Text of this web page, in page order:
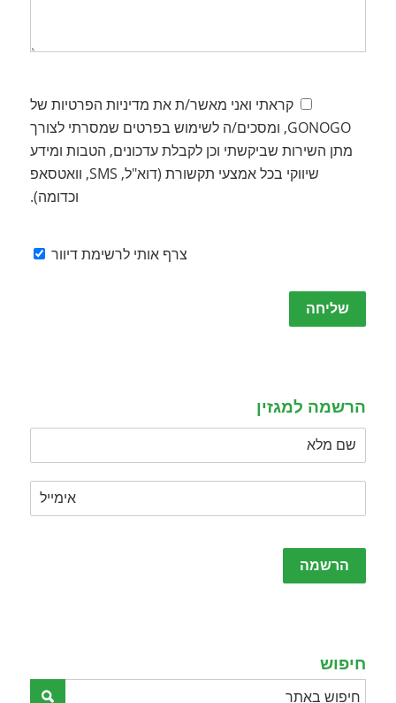
קראתי ואני מאשר/ת את מדיניות הפרטיות של
GONOGO, ומסכים/ה לשימוש בפרטים שמסרתי לצורך
מתן השירות שביקשתי וכן לקבלת עדכונים, הטבות ומידע
שיווקי בכל אמצעי תקשורת (דוא"ל, SMS, וואטסאפ
וכדומה).
צרף אותי לרשימת דיוור
Please
leave
הרשמה למגזין
Please
leave
חיפוש